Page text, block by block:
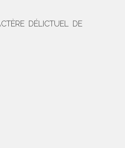
DÉLICTUEL DE